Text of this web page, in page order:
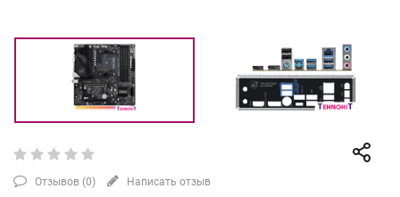
Отзывов (0) Написать отзыв